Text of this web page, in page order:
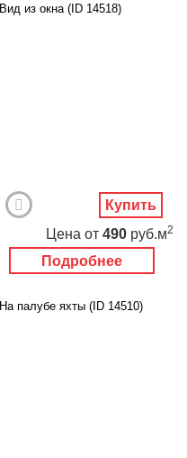
Вид из окна (ID 14518)
Подробнее
Цена от 490 руб.м2
Купить
На палубе яхты (ID 14510)